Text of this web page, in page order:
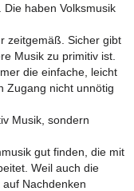
haben Volksmusik
zeitgemäß. Sicher gibt
Musik zu primitiv ist.
die einfache, leicht
Zugang nicht unnötig
Musik, sondern
gut finden, die mit
Weil auch die
Nachdenken